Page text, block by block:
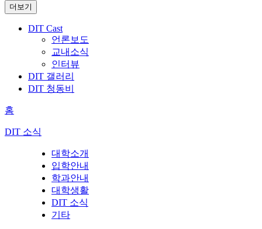
더보기
DIT Cast
언론보도
교내소식
인터뷰
DIT 갤러리
DIT 청동비
홈
DIT 소식
대학소개
입학안내
학과안내
대학생활
DIT 소식
기타